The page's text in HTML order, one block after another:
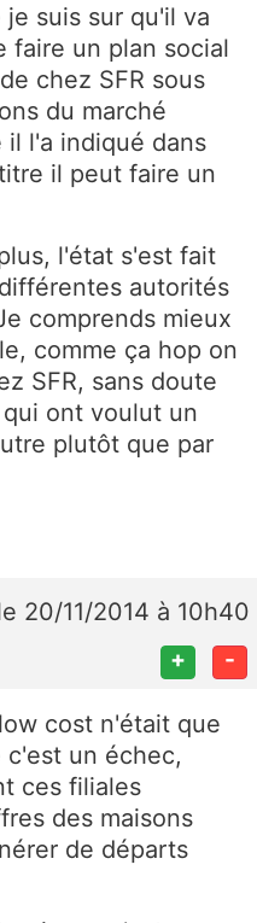
je suis sur qu'il va
faire un plan social
chez SFR sous
du marché
l'a indiqué dans
il peut faire un
l'état s'est fait
autorités
comprends mieux
comme ça hop on
SFR, sans doute
ont voulut un
plutôt que par
20/11/2014 à 10h40
+ -
cost n'était que
un échec,
ces filiales
des maisons
de départs